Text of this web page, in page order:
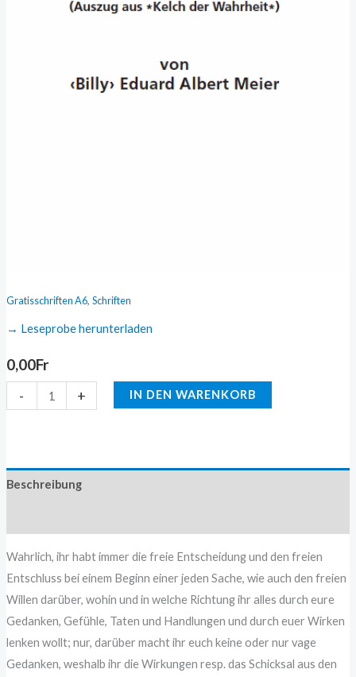
Gratisschriften A6, Schriften
→ Leseprobe herunterladen
0,00Fr
- + IN DEN WARENKORB
Beschreibung
Wahrlich, ihr habt immer die freie Entscheidung und den freien
Entschluss bei einem Beginn einer jeden Sache, wie auch den freien
Willen darüber, wohin und in welche Richtung ihr alles durch eure
Gedanken, Gefühle, Taten und Handlungen und durch euer Wirken
lenken wollt; nur, darüber macht ihr euch keine oder nur vage
Gedanken, weshalb ihr die Wirkungen resp. das Schicksal aus den